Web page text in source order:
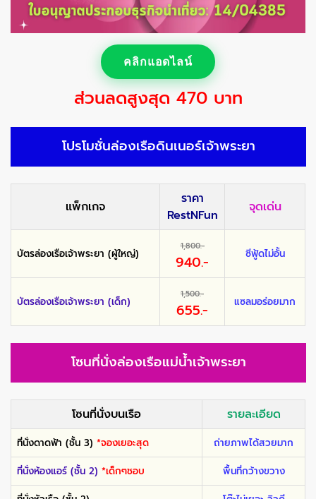
คลิกแอดไลน์
ส่วนลดสูงสุด 470 บาท
โปรโมชั่นล่องเรือดินเนอร์เจ้าพระยา
แพ็กเกจ
ราคา
RestNFun
จุดเด่น
บัตรล่องเรือเจ้าพระยา (ผู้ใหญ่)
1,800.-
940.- ซีฟู้ดไม่อั้น
บัตรล่องเรือเจ้าพระยา (เด็ก)
1,500.-
655.- แซลมอร่อยมาก
โซนที่นั่งล่องเรือแม่น้ำเจ้าพระยา
โซนที่นั่งบนเรือ รายละเอียด
ที่นั่งดาดฟ้า (ชั้น 3) *จองเยอะสุด
ถ่ายภาพได้สวยมาก
ที่นั่งห้องแอร์ (ชั้น 2) *เด็กๆชอบ
พื้นที่กว้างขวาง